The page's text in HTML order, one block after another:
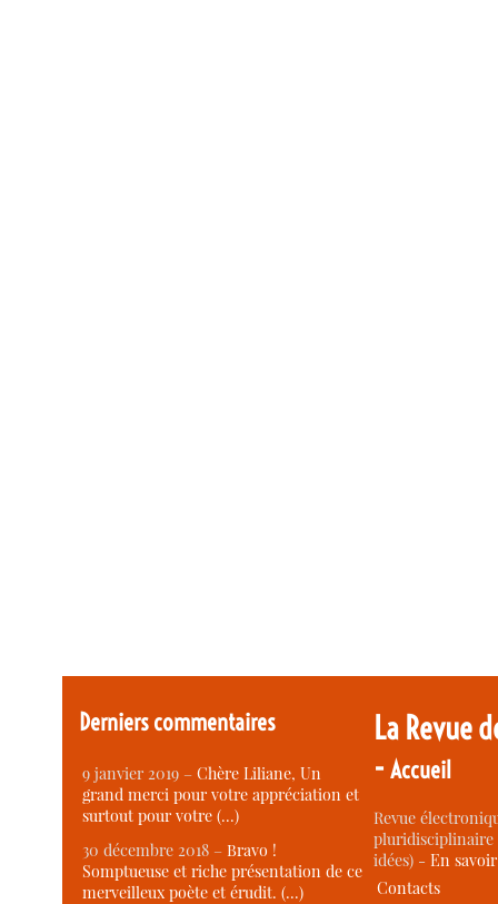
Derniers commentaires
9 janvier 2019 –Chère Liliane, Un
grand merci pour votre appréciation et
surtout pour votre (…)
30 décembre 2018 –Bravo !
Somptueuse et riche présentation de ce
merveilleux poète et érudit. (…)
La Revue
-Accueil
Revue
idées) -En
Contacts